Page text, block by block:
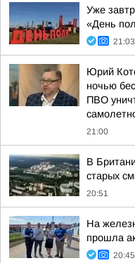
Уже
«День
21:03
Юрий
ночью
ПВО
21:00
В
старых
20:51
На
прошла
20:45